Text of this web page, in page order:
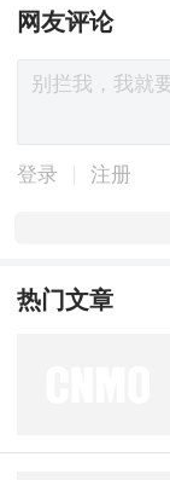
网友评论
登录 注册
热门文章